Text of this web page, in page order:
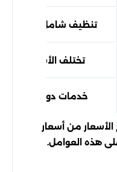
تنظيف شامل، أو
تختلف الأسعار بين
خدمات دورية قد
من أسعار
هذه العوامل.